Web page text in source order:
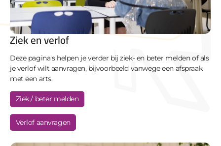
Ziek en verlof
Deze pagina's helpen je verder bij ziek- en beter melden of als
je verlof wilt aanvragen, bijvoorbeeld vanwege een afspraak
met een arts.
Ziek / beter melden
Verlof aanvragen